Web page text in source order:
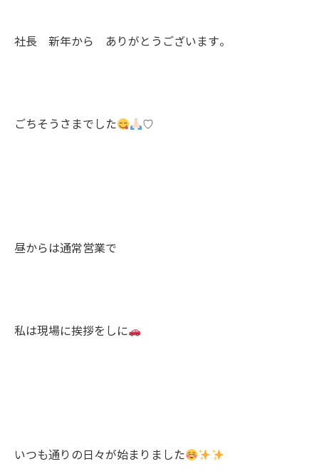
社長 新年から ありがとうございます。
ごちそうさまでした ♡
昼からは通常営業で
私は現場に挨拶をしに
いつも通りの日々が始まりました